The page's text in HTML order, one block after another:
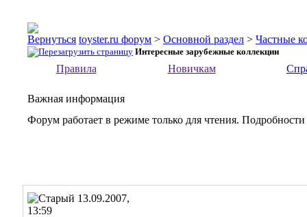
toyster.ru форум > Основной раздел > Частные
Интересные зарубежные коллекции
Правила Новичкам
Важная информация
Форум работает в режиме только для чтения.
13.09.2007,
13:59